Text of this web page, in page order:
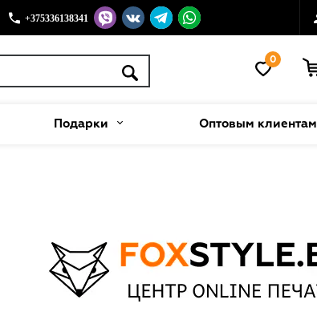
+375336138341
0
Подарки Оптовым клиентам